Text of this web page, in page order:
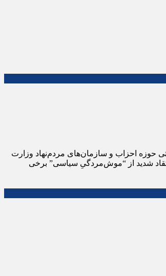
حوزه احزاب و سازمان‌های مردم‌نهاد وزارت
شدید از “موش‌مردگیِ سیاسی” برخی